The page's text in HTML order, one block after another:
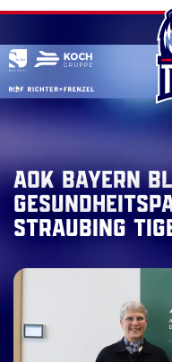
Skip
content
AOK Bayern
Straubing